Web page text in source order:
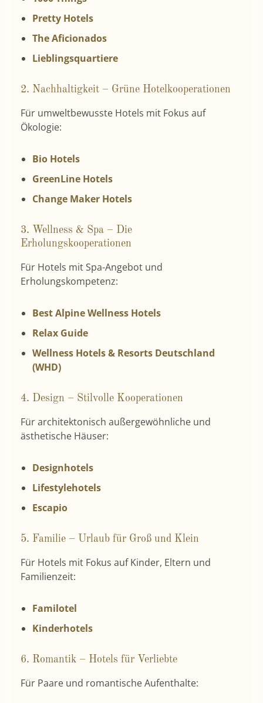
Pretty Hotels
The Aficionados
Lieblingsquartiere
2. Nachhaltigkeit – Grüne Hotelkooperationen
Für umweltbewusste Hotels mit Fokus auf
Ökologie:
Bio Hotels
GreenLine Hotels
Change Maker Hotels
3. Wellness & Spa – Die
Erholungskooperationen
Für Hotels mit Spa-Angebot und
Erholungskompetenz:
Best Alpine Wellness Hotels
Relax Guide
Wellness Hotels & Resorts Deutschland
(WHD)
4. Design – Stilvolle Kooperationen
Für architektonisch außergewöhnliche und
ästhetische Häuser:
Designhotels
Lifestylehotels
Escapio
5. Familie – Urlaub für Groß und Klein
Für Hotels mit Fokus auf Kinder, Eltern und
Familienzeit:
Familotel
Kinderhotels
6. Romantik – Hotels für Verliebte
Für Paare und romantische Aufenthalte: